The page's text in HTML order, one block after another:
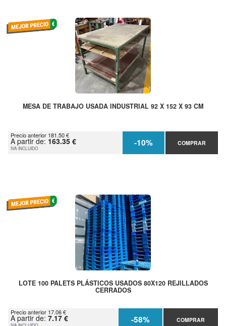
MESA DE TRABAJO USADA INDUSTRIAL 92 X 152 X 93 CM
Precio anterior 181.50 €
A partir de: 163.35 €
IVA INCLUIDO -10% COMPRAR
LOTE 100 PALETS PLÁSTICOS USADOS 80X120 REJILLADOS
CERRADOS
Precio anterior 17.06 €
A partir de: 7.17 € -58% COMPRAR